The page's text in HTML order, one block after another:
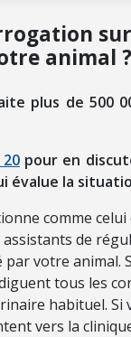
animal ?
plus de 500
pour en
la
comme celui
de
votre animal.
tous les
habituel. Si
vers la